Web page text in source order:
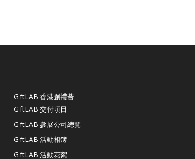
GiftLAB 香港創禮薈
GiftLAB 交付項目
GiftLAB 參展公司總覽
GiftLAB 活動相簿
GiftLAB 活動花絮